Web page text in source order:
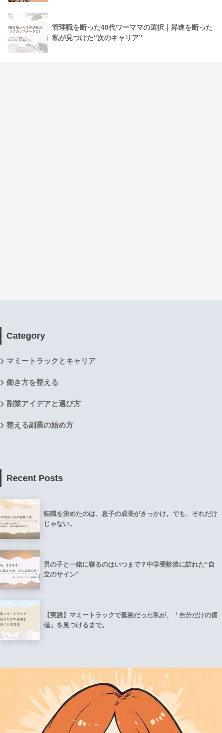
管理職を断った40代ワーママの選択｜昇進を断った
私が見つけた“次のキャリア”
Category
マミートラックとキャリア
働き方を整える
副業アイデアと選び方
整える副業の始め方
Recent Posts
転職を決めたのは、息子の成長がきっかけ。でも、それだけ
じゃない。
男の子と一緒に寝るのはいつまで？中学受験後に訪れた“自
立のサイン”
【実践】マミートラックで孤独だった私が、「自分だけの価
値」を見つけるまで。